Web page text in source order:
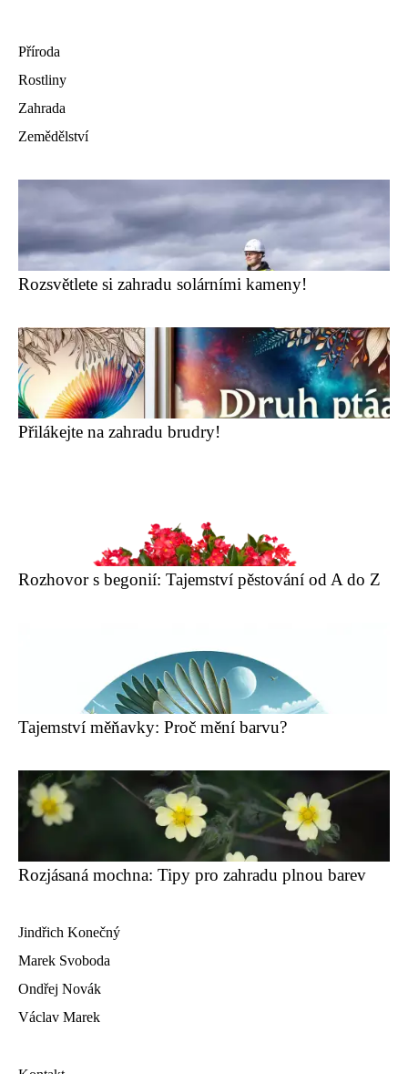
Příroda
Rostliny
Zahrada
Zemědělství
Rozsvětlete si zahradu solárními kameny!
Přilákejte na zahradu brudry!
Rozhovor s begonií: Tajemství pěstování od A do Z
Tajemství měňavky: Proč mění barvu?
Rozjásaná mochna: Tipy pro zahradu plnou barev
Jindřich Konečný
Marek Svoboda
Ondřej Novák
Václav Marek